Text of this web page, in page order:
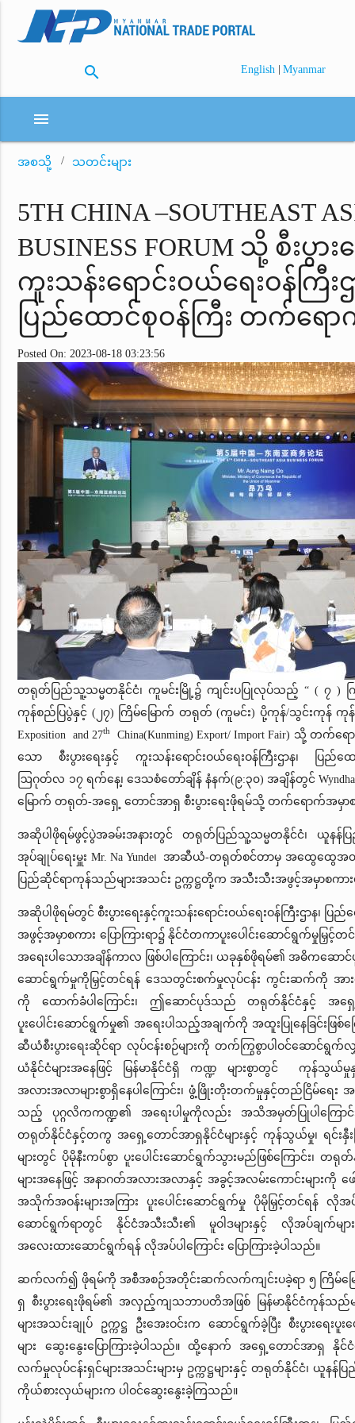
search English | Myanmar
menu
အစသို့ သတင်းများ
5TH CHINA –SOUTHEAST
BUSINESS FORUM သို့ စီးပွား
ကူးသန်းရောင်းဝယ်ရေးဝန်ကြီးဌ
ပြည်ထောင်စုဝန်ကြီး တက်ရေ
Posted On: 2023-08-18 03:23:56
တရုတ်ပြည်သူ့သမ္မတနိုင်ငံ၊ ကူမင်းမြို့၌ ကျင်းပပြုလုပ်သည့် “ ( ၇ )
ကုန်စည်ပြပွဲနှင့် (၂၇) ကြိမ်မြောက် တရုတ် (ကူမင်း) ပို့ကုန်/သွင်းကုန် ကုန်
Exposition and 27th
China(Kunming) Export/ Import Fair) သို့ တ
သော စီးပွားရေးနှင့် ကူးသန်းရောင်းဝယ်ရေးဝန်ကြီးဌာန၊ ပြည်ထေ
ဩဂုတ်လ ၁၇ ရက်နေ့၊ ဒေသစံတော်ချိန် နံနက်(၉:၃၀) အချိန်တွင်
မြောက် တရုတ်-အရှေ့ တောင်အာရှ စီးပွားရေးဖိုရမ်သို့ တက်ရောက်အမှာစက
အဆိုပါဖိုရမ်ဖွင့်ပွဲအခမ်းအနားတွင် တရုတ်ပြည်သူ့သမ္မတနိုင်ငံ၊ ယူနန်
အုပ်ချုပ်ရေးမှူး Mr. Na Yunde၊ အာဆီယံ-တရုတ်စင်တာမှ အထွေထွေအ
ပြည်ဆိုင်ရာကုန်သည်များအသင်း ဥက္ကဋ္ဌတို့က အသီးသီးအဖွင့်အမှာစကားမျ
အဆိုပါဖိုရမ်တွင် စီးပွားရေးနှင့်ကူးသန်းရောင်းဝယ်ရေးဝန်ကြီးဌာန၊ ပြည်
အဖွင့်အမှာစကား ပြောကြားရာ၌ နိုင်ငံတကာပူးပေါင်းဆောင်ရွက်မှုမြှ
အရေးပါသောအချိန်ကာလ ဖြစ်ပါကြောင်း၊ ယခုနှစ်ဖိုရမ်၏ အဓိကဆောင်ပုဒ်
ဆောင်ရွက်မှုကိုမြှင့်တင်ရန် ဒေသတွင်းစက်မှုလုပ်ငန်း ကွင်းဆက်ကို အာ
ကို ထောက်ခံပါကြောင်း၊ ဤဆောင်ပုဒ်သည် တရုတ်နိုင်ငံနှင့် အရှေ့တ
ပူးပေါင်းဆောင်ရွက်မှု၏ အရေးပါသည့်အချက်ကို အထူးပြုနေခြင်းဖြစ်ကြေ
ဆီယံစီးပွားရေးဆိုင်ရာ လုပ်ငန်းစဉ်များကို တက်ကြွစွာပါဝင်ဆောင်
ယံနိုင်ငံများအနေဖြင့် မြန်မာနိုင်ငံရှိ ကဏ္ဍ များစွာတွင် ကုန်သွယ်မှုနှင့်
အလားအလာများစွာရှိနေပါကြောင်း၊ ဖွံ့ဖြိုးတိုးတက်မှုနှင့်တည်ငြိမ်ရေး
သည့် ပုဂ္ဂလိကကဏ္ဍ၏ အရေးပါမှုကိုလည်း အသိအမှတ်ပြုပါကြောင်း၊
တရုတ်နိုင်ငံနှင့်တကွ အရှေ့တောင်အာရှနိုင်ငံများနှင့် ကုန်သွယ်မှု၊ ရင်းနှီး
များတွင် ပိုမိုနီးကပ်စွာ ပူးပေါင်းဆောင်ရွက်သွားမည်ဖြစ်ကြောင်း၊ တ
များအနေဖြင့် အနာဂတ်အလားအလာနှင့် အခွင့်အလမ်းကောင်းများကို
အသိုက်အဝန်းများအကြား ပူးပေါင်းဆောင်ရွက်မှု ပိုမိုမြှင့်တင်ရန် လိုအပ်
ဆောင်ရွက်ရာတွင် နိုင်ငံအသီးသီး၏ မူဝါဒများနှင့် လိုအပ်ချက်များ
အလေးထားဆောင်ရွက်ရန် လိုအပ်ပါကြောင်း ပြောကြားခဲ့ပါသည်။
ဆက်လက်၍ ဖိုရမ်ကို အစီအစဉ်အတိုင်းဆက်လက်ကျင်းပခဲ့ရာ ၅ ကြိမ်မ
ရှ စီးပွားရေးဖိုရမ်၏ အလှည့်ကျသဘာပတိအဖြစ် မြန်မာနိုင်ငံကုန်သည်
များအသင်းချုပ် ဥက္ကဋ္ဌ ဦးအေးဝင်းက ဆောင်ရွက်ခဲ့ပြီး စီးပွားရေးပူ
များ ဆွေးနွေးပြောကြားခဲ့ပါသည်။ ထို့နောက် အရှေ့တောင်အာရှ နိုင်
လက်မှုလုပ်ငန်းရှင်များအသင်းများမှ ဥက္ကဋ္ဌများနှင့် တရုတ်နိုင်ငံ၊ ယူနန်
ကိုယ်စားလှယ်များက ပါဝင်ဆွေးနွေးခဲ့ကြသည်။